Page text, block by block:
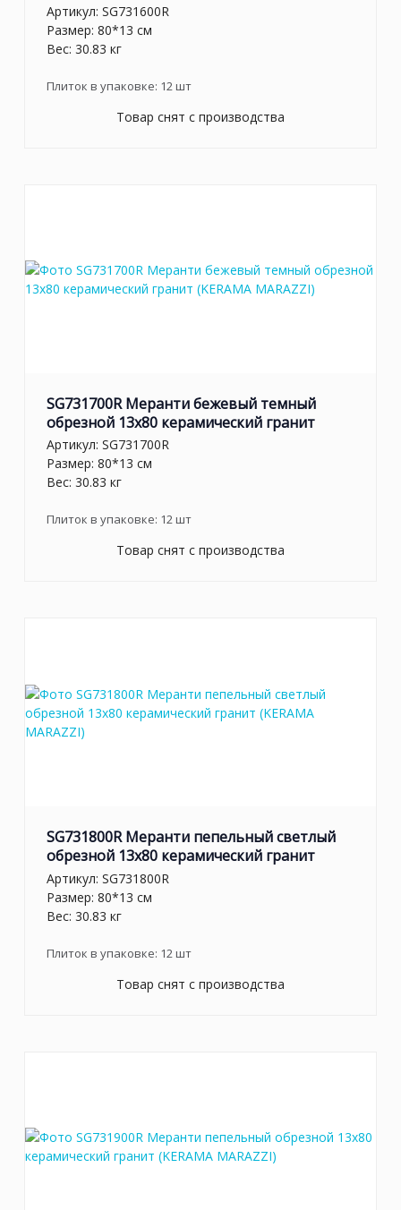
Артикул: SG731600R
Размер: 80*13 см
Вес: 30.83 кг
Плиток в упаковке: 12шт
Товар снят с производства
SG731700R Меранти бежевый темный
обрезной 13x80 керамический гранит
Артикул: SG731700R
Размер: 80*13 см
Вес: 30.83 кг
Плиток в упаковке: 12шт
Товар снят с производства
SG731800R Меранти пепельный светлый
обрезной 13x80 керамический гранит
Артикул: SG731800R
Размер: 80*13 см
Вес: 30.83 кг
Плиток в упаковке: 12шт
Товар снят с производства